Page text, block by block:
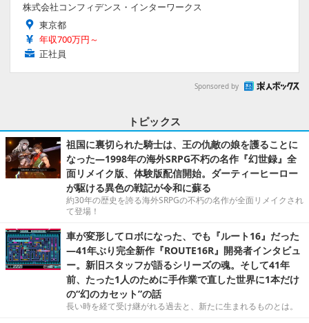
株式会社コンフィデンス・インターワークス
東京都
年収700万円～
正社員
Sponsored by
トピックス
祖国に裏切られた騎士は、王の仇敵の娘を護ることに
なった―1998年の海外SRPG不朽の名作『幻世録』全
面リメイク版、体験版配信開始。ダーティーヒーロー
が駆ける異色の戦記が令和に蘇る
約30年の歴史を誇る海外SRPGの不朽の名作が全面リメイクされ
て登場！
車が変形してロボになった、でも『ルート16』だった
―41年ぶり完全新作『ROUTE16R』開発者インタビュ
ー。新旧スタッフが語るシリーズの魂。そして41年
前、たった1人のために手作業で直した世界に1本だけ
の“幻のカセット”の話
長い時を経て受け継がれる過去と、新たに生まれるものとは。